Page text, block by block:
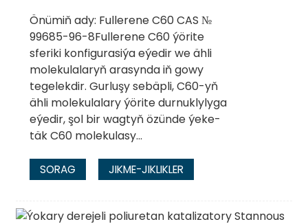
Önümiň ady: Fullerene C60 CAS №
99685-96-8Fullerene C60 ýörite
sferiki konfigurasiýa eýedir we ähli
molekulalaryň arasynda iň gowy
tegelekdir. Gurluşy sebäpli, C60-yň
ähli molekulalary ýörite durnuklylyga
eýedir, şol bir wagtyň özünde ýeke-
täk C60 molekulasy...
SORAG JIKME-JIKLIKLER